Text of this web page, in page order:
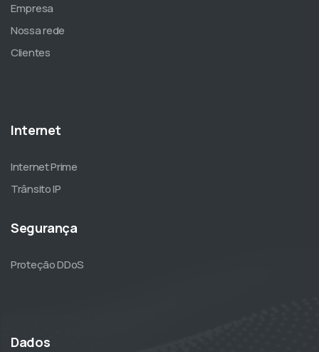
Empresa
Nossa rede
Clientes
Internet
Internet Prime
Trânsito IP
Segurança
Proteção DDoS
Dados